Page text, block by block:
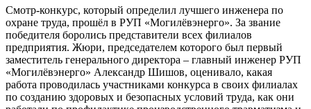
Смотр-конкурс, который определил лучшего инженера по
охране труда, прошёл в РУП «Могилёвэнерго». За звание
победителя боролись представители всех филиалов
предприятия. Жюри, председателем которого был первый
заместитель генерального директора – главный инженер РУП
«Могилёвэнерго» Александр Шишов, оценивало, какая
работа проводилась участниками конкурса в своих филиалах
по созданию здоровых и безопасных условий труда, как они